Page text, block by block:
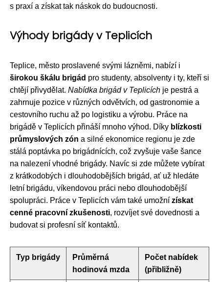
s praxí a získat tak náskok do budoucnosti.
Výhody brigády v Teplicích
Teplice, město proslavené svými lázněmi, nabízí i
širokou škálu brigád pro studenty, absolventy i ty, kteří si
chtějí přivydělat. Nabídka brigád v Teplicích je pestrá a
zahrnuje pozice v různých odvětvích, od gastronomie a
cestovního ruchu až po logistiku a výrobu. Práce na
brigádě v Teplicích přináší mnoho výhod. Díky blízkosti
průmyslových zón a silné ekonomice regionu je zde
stálá poptávka po brigádnících, což zvyšuje vaše šance
na nalezení vhodné brigády. Navíc si zde můžete vybírat
z krátkodobých i dlouhodobějších brigád, ať už hledáte
letní brigádu, víkendovou práci nebo dlouhodobější
spolupráci. Práce v Teplicích vám také umožní získat
cenné pracovní zkušenosti, rozvíjet své dovednosti a
budovat si profesní síť kontaktů.
Typ brigády
Průměrná
hodinová mzda
Počet nabídek
(přibližně)